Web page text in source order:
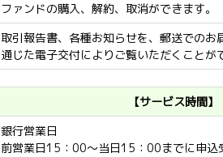
ファンドの購入、解約、取消ができます。
取引報告書、各種お知らせを、郵送での
通じた電子交付によりご覧いただくことが
【サービス時間】
銀行営業日
前営業日15：00～当日15：00までに申込